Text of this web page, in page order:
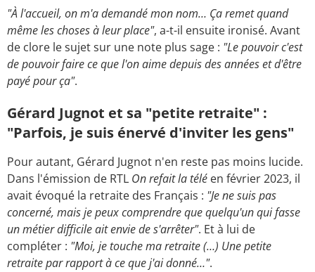
"À l'accueil, on m'a demandé mon nom… Ça remet quand
même les choses à leur place", a-t-il ensuite ironisé. Avant
de clore le sujet sur une note plus sage : "Le pouvoir c'est
de pouvoir faire ce que l'on aime depuis des années et d'être
payé pour ça".
Gérard Jugnot et sa "petite retraite" :
"Parfois, je suis énervé d'inviter les gens"
Pour autant, Gérard Jugnot n'en reste pas moins lucide.
Dans l'émission de RTL On refait la télé en février 2023, il
avait évoqué la retraite des Français : "Je ne suis pas
concerné, mais je peux comprendre que quelqu'un qui fasse
un métier difficile ait envie de s'arrêter". Et à lui de
compléter : "Moi, je touche ma retraite (…) Une petite
retraite par rapport à ce que j'ai donné…".